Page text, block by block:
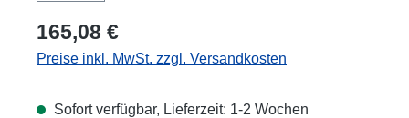
165,08 €
Preise inkl. MwSt. zzgl. Versandkosten
Sofort verfügbar, Lieferzeit: 1-2 Wochen